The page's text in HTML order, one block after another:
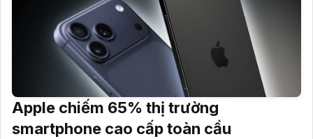
Apple chiếm 65% thị trường
smartphone cao cấp toàn cầu